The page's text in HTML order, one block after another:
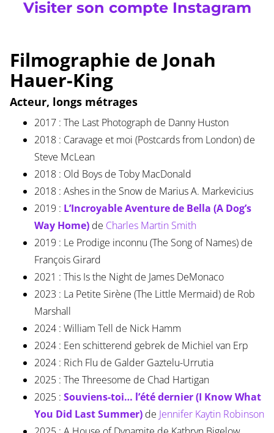
Visiter son compte Instagram
Filmographie de Jonah
Hauer-King
Acteur, longs métrages
2017 : The Last Photograph de Danny Huston
2018 : Caravage et moi (Postcards from London) de
Steve McLean
2018 : Old Boys de Toby MacDonald
2018 : Ashes in the Snow de Marius A. Markevicius
2019 : L’Incroyable Aventure de Bella (A Dog’s
Way Home)de Charles Martin Smith
2019 : Le Prodige inconnu (The Song of Names) de
François Girard
2021 : This Is the Night de James DeMonaco
2023 : La Petite Sirène (The Little Mermaid) de Rob
Marshall
2024 : William Tell de Nick Hamm
2024 : Een schitterend gebrek de Michiel van Erp
2024 : Rich Flu de Galder Gaztelu-Urrutia
2025 : The Threesome de Chad Hartigan
2025 : Souviens-toi… l’été dernier (I Know What
You Did Last Summer)de Jennifer Kaytin Robinson